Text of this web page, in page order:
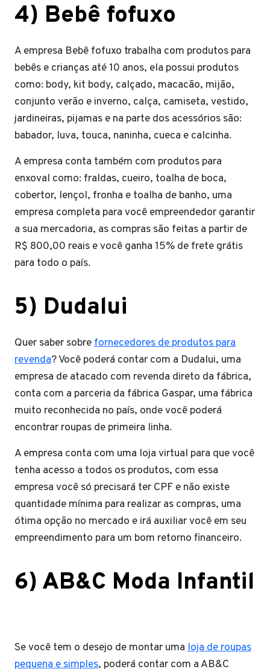
4) Bebê fofuxo
A empresa Bebê fofuxo trabalha com produtos para
bebês e crianças até 10 anos, ela possui produtos
como: body, kit body, calçado, macacão, mijão,
conjunto verão e inverno, calça, camiseta, vestido,
jardineiras, pijamas e na parte dos acessórios são:
babador, luva, touca, naninha, cueca e calcinha.
A empresa conta também com produtos para
enxoval como: fraldas, cueiro, toalha de boca,
cobertor, lençol, fronha e toalha de banho, uma
empresa completa para você empreendedor garantir
a sua mercadoria, as compras são feitas a partir de
R$ 800,00 reais e você ganha 15% de frete grátis
para todo o país.
5) Dudalui
Quer saber sobrefornecedores de produtos para
revenda? Você poderá contar com a Dudalui, uma
empresa de atacado com revenda direto da fábrica,
conta com a parceria da fábrica Gaspar, uma fábrica
muito reconhecida no país, onde você poderá
encontrar roupas de primeira linha.
A empresa conta com uma loja virtual para que você
tenha acesso a todos os produtos, com essa
empresa você só precisará ter CPF e não existe
quantidade mínima para realizar as compras, uma
ótima opção no mercado e irá auxiliar você em seu
empreendimento para um bom retorno financeiro.
6) AB&C Moda Infantil
Se você tem o desejo de montar uma loja de roupas
pequena e simples, poderá contar com a AB&C